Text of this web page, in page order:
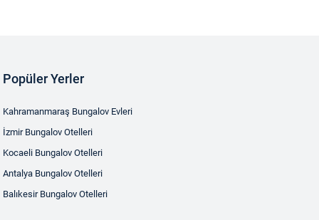
Popüler Yerler
Kahramanmaraş Bungalov Evleri
İzmir Bungalov Otelleri
Kocaeli Bungalov Otelleri
Antalya Bungalov Otelleri
Balıkesir Bungalov Otelleri